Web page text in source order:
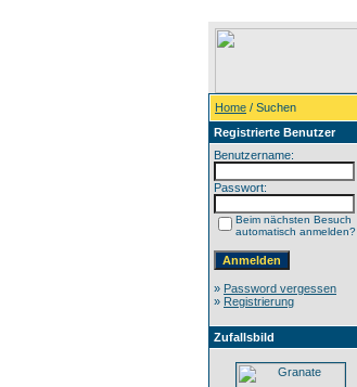
Home / Suchen
Registrierte Benutzer
Benutzername:
Passwort:
Beim nächsten Besuch
automatisch anmelden?
» Password vergessen
» Registrierung
Zufallsbild